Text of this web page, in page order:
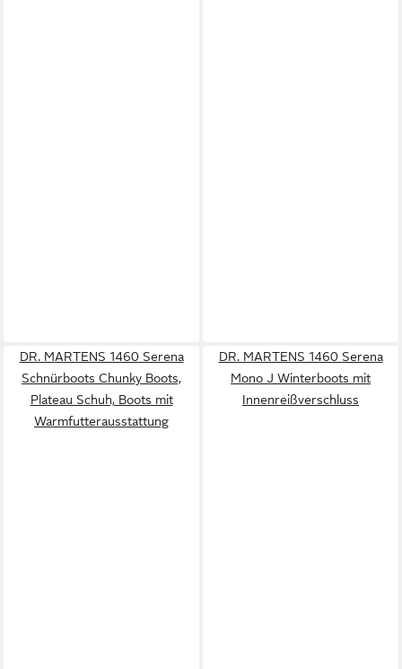
DR. MARTENS 1460 Serena
Schnürboots Chunky Boots,
Plateau Schuh, Boots mit
Warmfutterausstattung
DR. MARTENS 1460 Serena
Mono J Winterboots mit
Innenreißverschluss